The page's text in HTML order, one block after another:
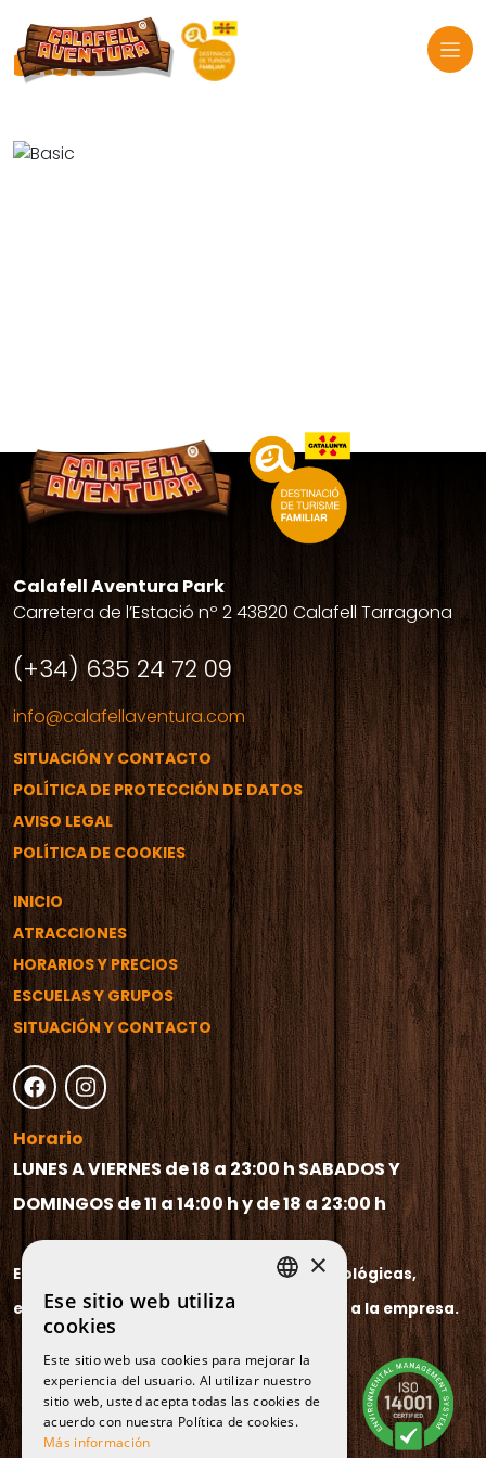
BASIC
Calafell Aventura Park
Carretera de l’Estació nº 2 43820 Calafell Tarragona
(+34) 635 24 72 09
info@calafellaventura.com
SITUACIÓN Y CONTACTO
POLÍTICA DE PROTECCIÓN DE DATOS
AVISO LEGAL
POLÍTICA DE COOKIES
INICIO
ATRACCIONES
HORARIOS Y PRECIOS
ESCUELAS Y GRUPOS
SITUACIÓN Y CONTACTO
Horario
LUNES A VIERNES de 18 a 23:00 hSABADOS Y
DOMINGOS de 11 a 14:00 h y de 18 a 23:00 h
El horario puede variar por causas climatológicas,
escasa concurrencia o por causas ajenas a la empresa.
ENGLISH
FRENCH
×
Ese sitio web utiliza
cookies
Este sitio web usa cookies para mejorar la
experiencia del usuario. Al utilizar nuestro
sitio web, usted acepta todas las cookies de
acuerdo con nuestra Política de cookies.
Más información